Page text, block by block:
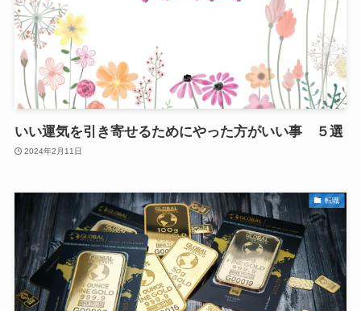
いい運気を引き寄せるためにやった方がいい事 ５選
2024年2月11日
転職